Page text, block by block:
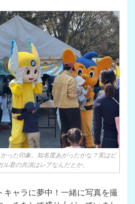
った印象。知名度あがったかな？実はピ
ル君の共演はレアなんだとか。
キャラに夢中！一緒に写真を撮